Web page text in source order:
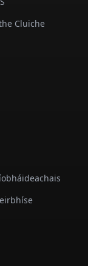
Cluiche